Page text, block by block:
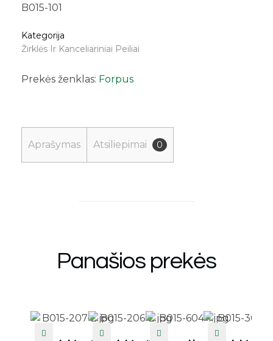
B015-101
Kategorija
Žirklės Ir Kanceliariniai Peiliai
Prekės ženklas: Forpus
Aprašymas Atsiliepimai 0
Panašios prekės